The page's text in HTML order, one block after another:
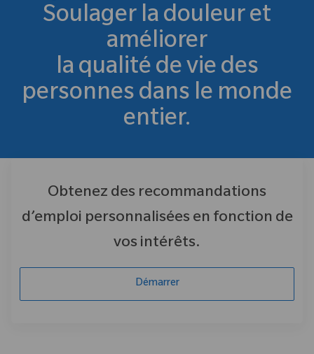
Soulager la douleur et
améliorer
la qualité de vie des
personnes dans le monde
entier.
Obtenez des recommandations
d’emploi personnalisées en fonction de
vos intérêts.
Démarrer